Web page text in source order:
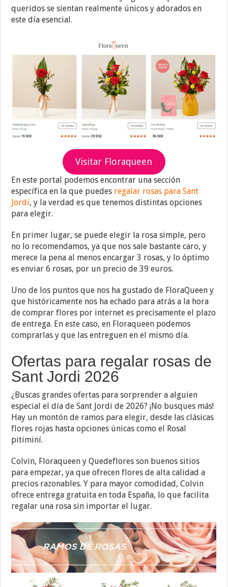
queridos se sientan realmente únicos y adorados en
este día esencial.
Visitar Floraqueen
En este portal podemos encontrar una sección
específica en la que puedes regalar rosas para Sant
Jordi, y la verdad es que tenemos distintas opciones
para elegir.
En primer lugar, se puede elegir la rosa simple, pero
no lo recomendamos, ya que nos sale bastante caro, y
merece la pena al menos encargar 3 rosas, y lo óptimo
es enviar 6 rosas, por un precio de 39 euros.
Uno de los puntos que nos ha gustado de FloraQueen y
que históricamente nos ha echado para atrás a la hora
de comprar flores por internet es precisamente el plazo
de entrega. En este caso, en Floraqueen podemos
comprarlas y que las entreguen en el mismo día.
Ofertas para regalar rosas de
Sant Jordi 2026
¿Buscas grandes ofertas para sorprender a alguien
especial el día de Sant Jordi de 2026? ¡No busques más!
Hay un montón de ramos para elegir, desde las clásicas
flores rojas hasta opciones únicas como el Rosal
pitiminí.
Colvin, Floraqueen y Quedeflores son buenos sitios
para empezar, ya que ofrecen flores de alta calidad a
precios razonables. Y para mayor comodidad, Colvin
ofrece entrega gratuita en toda España, lo que facilita
regalar una rosa sin importar el lugar.